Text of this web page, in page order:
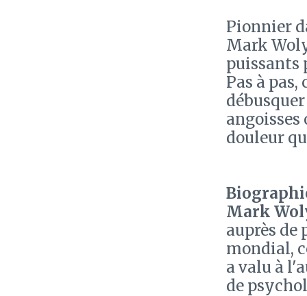
Pionnier
Mark
puissants
Pas à
douleur
Mark
auprès de
mondial,
a valu à
de